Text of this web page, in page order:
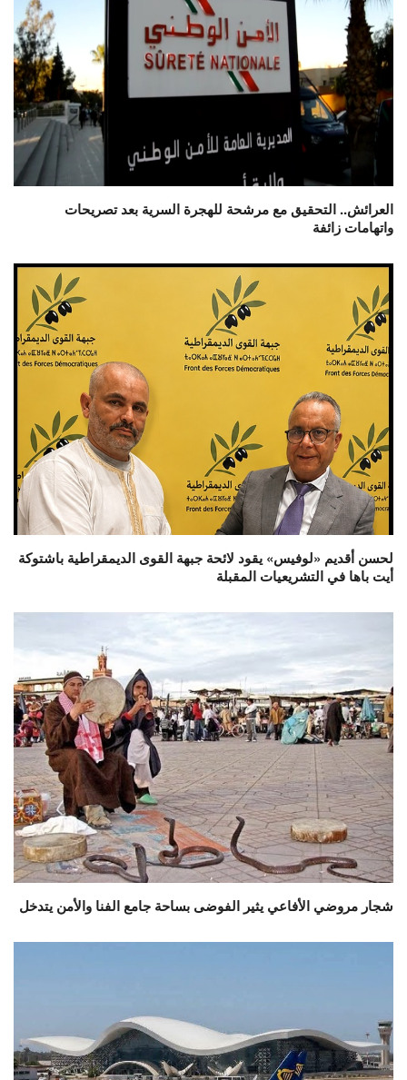
العرائش.. التحقيق مع مرشحة للهجرة السرية بعد تصريحات
واتهامات زائفة
لحسن أقديم «لوفيس» يقود لائحة جبهة القوى الديمقراطية باشتوكة
أيت باها في التشريعيات المقبلة
شجار مروضي الأفاعي يثير الفوضى بساحة جامع الفنا والأمن يتدخل